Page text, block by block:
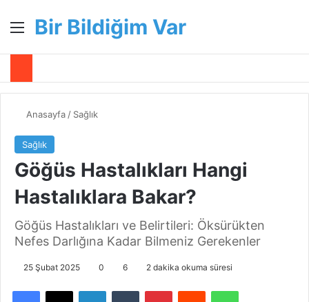
Menü
Bir Bildiğim Var
Anasayfa / Sağlık
Sağlık
Göğüs Hastalıkları Hangi
Hastalıklara Bakar?
Göğüs Hastalıkları ve Belirtileri: Öksürükten
Nefes Darlığına Kadar Bilmeniz Gerekenler
25 Şubat 2025 0 6 2 dakika okuma süresi